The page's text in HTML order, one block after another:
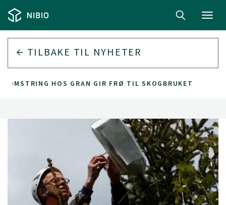
TILBAKE TIL NYHETER
HOS GRAN GIR FRØ TIL SKOGBRUKET